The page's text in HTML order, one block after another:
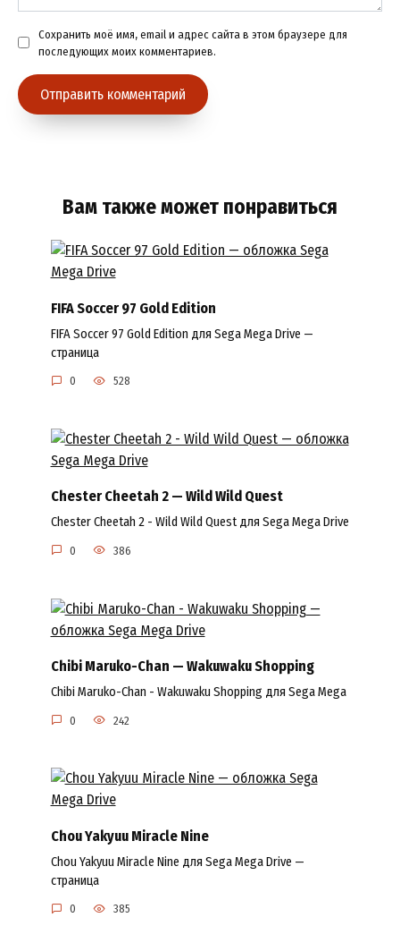
Сохранить моё имя, email и адрес сайта в этом браузере для
последующих моих комментариев.
Вам также может понравиться
FIFA Soccer 97 Gold Edition
FIFA Soccer 97 Gold Edition для Sega Mega Drive —
страница
0 528
Chester Cheetah 2 — Wild Wild Quest
Chester Cheetah 2 - Wild Wild Quest для Sega Mega Drive
0 386
Chibi Maruko-Chan — Wakuwaku Shopping
Chibi Maruko-Chan - Wakuwaku Shopping для Sega Mega
0 242
Chou Yakyuu Miracle Nine
Chou Yakyuu Miracle Nine для Sega Mega Drive —
страница
0 385